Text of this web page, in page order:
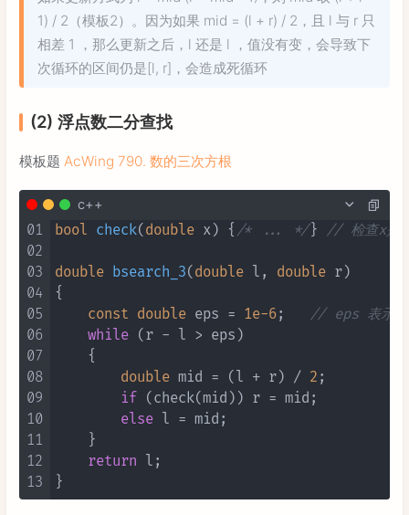
1) / 2（模板2）。因为如果 mid = (l + r) / 2，且 l 与 r 只
相差 1 ，那么更新之后，l 还是 l ，值没有变，会导致下
次循环的区间仍是[l, r]，会造成死循环
(2) 浮点数二分查找
模板题 AcWing 790. 数的三次方根
c++
01
02
03
04
05
06
07
08
09
10
11
12
13
bool check( double x) { /* ... */} // 检查x是
double bsearch_3( double l, double r)
{
const double eps = 1e-6;
// eps 表示精
while (r - l > eps)
    {
double mid = (l + r) / 2 ;
if (check(mid)) r = mid;
else l = mid;
    }
return l;